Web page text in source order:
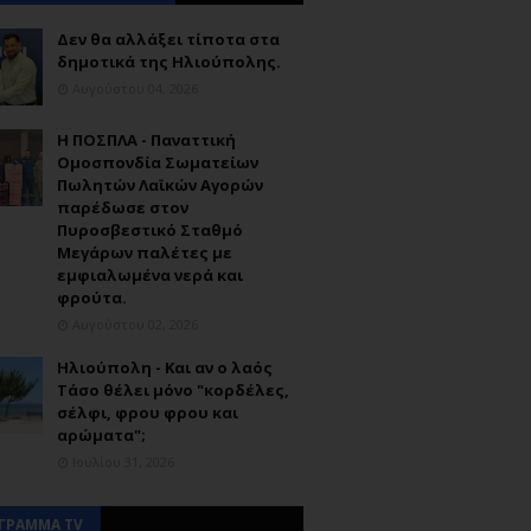
Δεν θα αλλάξει τίποτα στα
δημοτικά της Ηλιούπολης.
Η ΠΟΣΠΛΑ - Παναττική
Ομοσπονδία Σωματείων
Πωλητών Λαϊκών Αγορών
παρέδωσε στον
Πυροσβεστικό Σταθμό
Μεγάρων παλέτες με
εμφιαλωμένα νερά και
φρούτα.
Ηλιούπολη - Και αν ο λαός
Τάσο θέλει μόνο "κορδέλες,
σέλφι, φρου φρου και
αρώματα";
TV